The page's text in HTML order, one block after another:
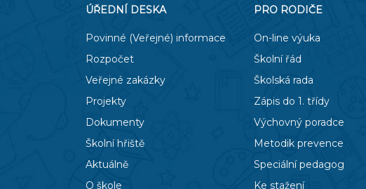
ÚŘEDNÍ DESKA
Povinné (Veřejné) informace
Rozpočet
Veřejné zakázky
Projekty
Dokumenty
Školní hřiště
Aktuálně
O škole
PRO RODIČE
On-line výuka
Školní řád
Školská rada
Zápis do 1. třídy
Výchovný poradce
Metodik prevence
Speciální pedagog
Ke stažení